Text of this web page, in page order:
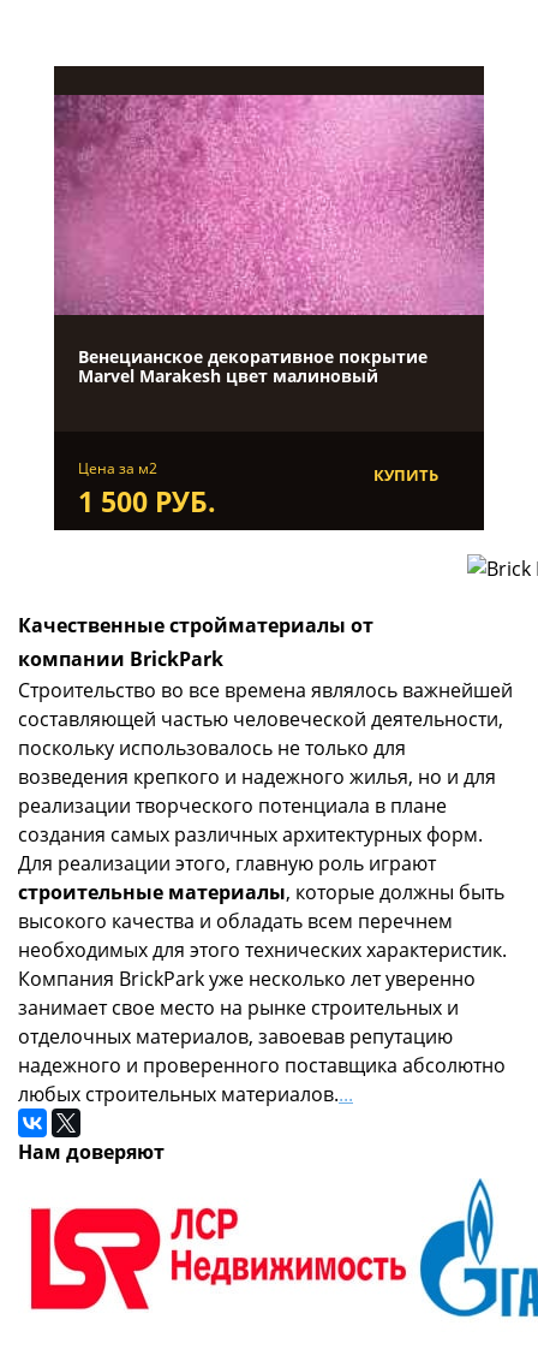
Венецианское декоративное покрытие
Marvel Marakesh цвет малиновый
Цена за м2
1 500 РУБ.
КУПИТЬ
Качественные стройматериалы от
компании BrickPark
Строительство во все времена являлось важнейшей
составляющей частью человеческой деятельности,
поскольку использовалось не только для
возведения крепкого и надежного жилья, но и для
реализации творческого потенциала в плане
создания самых различных архитектурных форм.
Для реализации этого, главную роль играют
строительные материалы, которые должны быть
высокого качества и обладать всем перечнем
необходимых для этого технических характеристик.
Компания BrickPark уже несколько лет уверенно
занимает свое место на рынке строительных и
отделочных материалов, завоевав репутацию
надежного и проверенного поставщика абсолютно
любых строительных материалов....
Нам доверяют